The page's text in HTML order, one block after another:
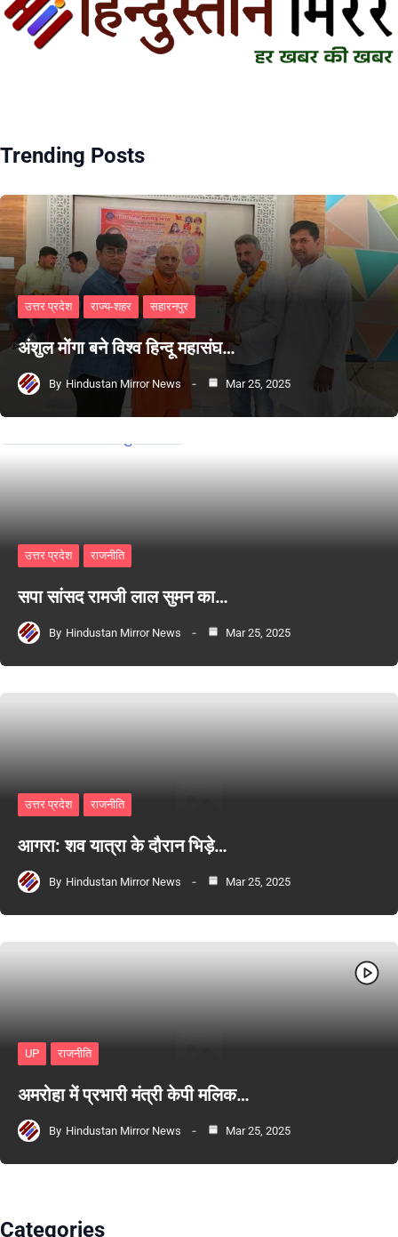
Trending Posts
उत्तर प्रदेश राज्य-शहर सहारनपुर
अंशुल मोंगा बने विश्व हिन्दू महासंघ…
By Hindustan Mirror News Mar 25, 2025
उत्तर प्रदेश राजनीति
सपा सांसद रामजी लाल सुमन का…
By Hindustan Mirror News Mar 25, 2025
उत्तर प्रदेश राजनीति
आगरा: शव यात्रा के दौरान भिड़े…
By Hindustan Mirror News Mar 25, 2025
UP राजनीति
अमरोहा में प्रभारी मंत्री केपी मलिक…
By Hindustan Mirror News Mar 25, 2025
Categories